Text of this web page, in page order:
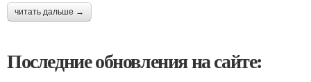
читать дальше →
Последние обновления на сайте: